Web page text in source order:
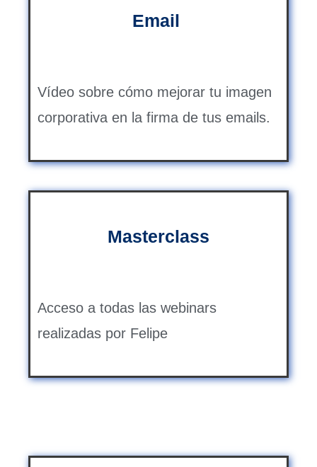
Email
Vídeo sobre cómo mejorar tu imagen
corporativa en la firma de tus emails.
Masterclass
Acceso a todas las webinars
realizadas por Felipe